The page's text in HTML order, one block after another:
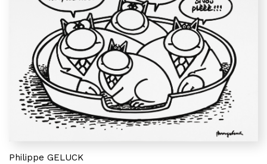
Philippe GELUCK